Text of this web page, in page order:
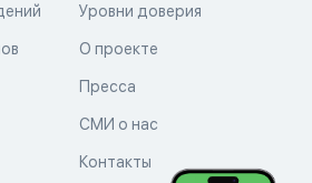
Уровни доверия
О проекте
Пресса
СМИ о нас
Контакты